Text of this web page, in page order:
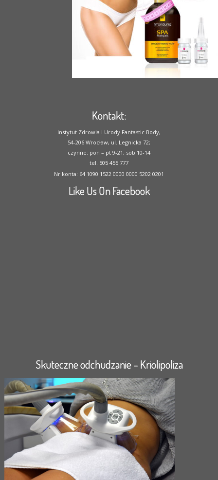
Kontakt:
Instytut Zdrowia i Urody Fantastic Body,
54-206 Wrocław, ul. Legnicka 72;
czynne: pon – pt 9-21, sob 10-14
tel. 505 455 777
Nr konta: 64 1090 1522 0000 0000 5202 0201
Like Us On Facebook
Skuteczne odchudzanie – Kriolipoliza